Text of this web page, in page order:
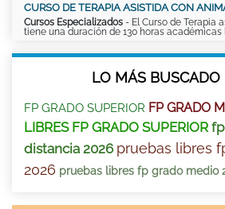
CURSO DE TERAPIA ASISTIDA CON
Cursos Especializados - El Curso de Terapia
tiene una duración de 130 horas académicas
LO MÁS BUSCADO
FP GRADO SUPERIOR FP GRADO
LIBRES FP GRADO SUPERIOR
distancia 2026 pruebas libres
2026 pruebas libres fp grado medio